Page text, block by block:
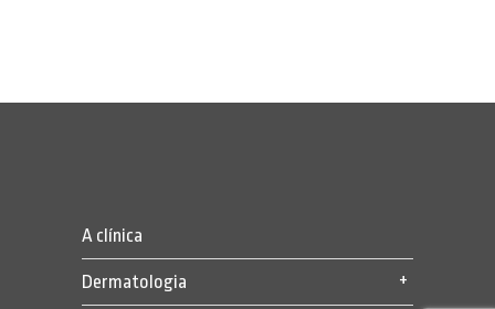
A clínica
Dermatologia